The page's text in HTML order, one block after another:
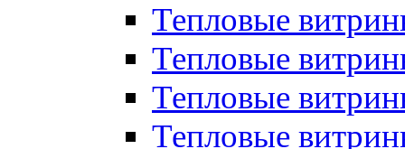
Тепловые
Тепловые
Тепловые
Тепловые